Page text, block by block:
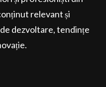
relevant și
dezvoltare, tendințe